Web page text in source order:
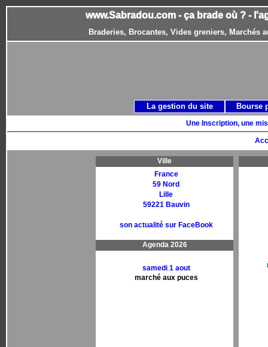
www.Sabradou.com - ça brade où ? -
Braderies, Brocantes, Vides greniers, Marchés
Une Inscription, une
Ville
France
59 Nord
Lille
59221 Bauvin
son actualité sur FaceBook
Agenda 2026
samedi 1 aout
marché aux puces
La gestion du site Bourse